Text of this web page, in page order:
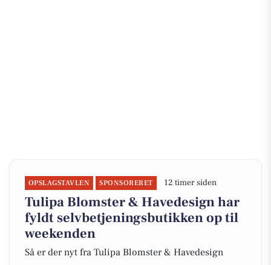
OPSLAGSTAVLEN SPONSORERET 12 timer siden
Tulipa Blomster & Havedesign har
fyldt selvbetjeningsbutikken op til
weekenden
Så er der nyt fra Tulipa Blomster & Havedesign